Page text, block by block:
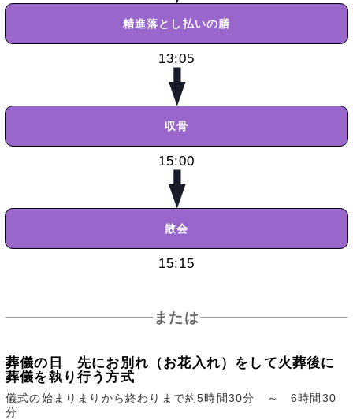
精進落とし払いの膳
13:05
収骨
15:00
散会
15:15
または
葬儀の日 先にお別れ（お花入れ）をして火葬後に
葬儀を執り行う方式
儀式の始まりまりから終わりまで約5時間30分 ～ 6時間30
分